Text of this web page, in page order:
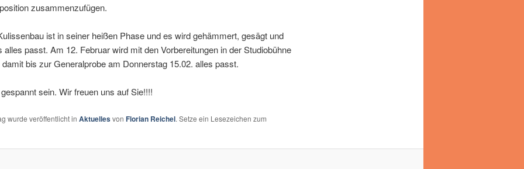
zusammenzufügen.
ist in seiner heißen Phase und es wird gehämmert, gesägt und
alles passt. Am 12. Februar wird mit den Vorbereitungen in der Studiobühne
bis zur Generalprobe am Donnerstag 15.02. alles passt.
sein. Wir freuen uns auf Sie!!!!
wurde veröffentlicht in Aktuellesvon Florian Reichel. Setze ein Lesezeichen zum